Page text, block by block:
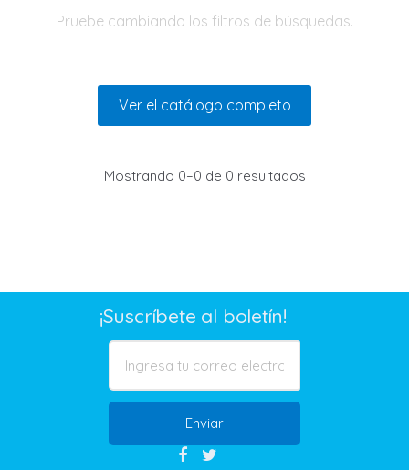
Pruebe cambiando los filtros de búsquedas.
Ver el catálogo completo
Mostrando 0–0 de 0 resultados
¡Suscríbete al boletín!
Enviar